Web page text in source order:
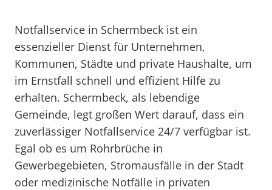
Notfallservice in Schermbeck ist ein
essenzieller Dienst für Unternehmen,
Kommunen, Städte und private Haushalte, um
im Ernstfall schnell und effizient Hilfe zu
erhalten. Schermbeck, als lebendige
Gemeinde, legt großen Wert darauf, dass ein
zuverlässiger Notfallservice 24/7 verfügbar ist.
Egal ob es um Rohrbrüche in
Gewerbegebieten, Stromausfälle in der Stadt
oder medizinische Notfälle in privaten